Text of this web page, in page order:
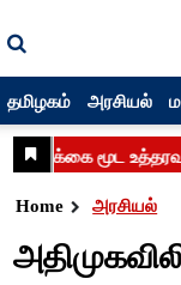
தமிழகம் அரசியல்
Home அரசியல்